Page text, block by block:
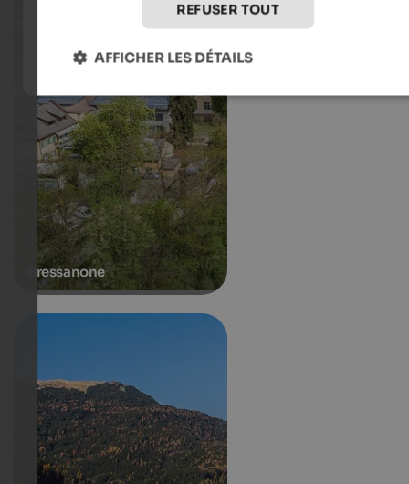
Bressanone
REFUSER TOUT
AFFICHER LES DÉTAILS